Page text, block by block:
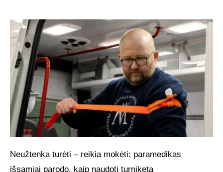
Neužtenka turėti – reikia mokėti: paramedikas
išsamiai parodo, kaip naudoti turniketą